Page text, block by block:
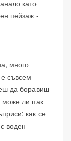
като
пейзаж -
много
съвсем
да боравиш
може ли пак
как се
воден